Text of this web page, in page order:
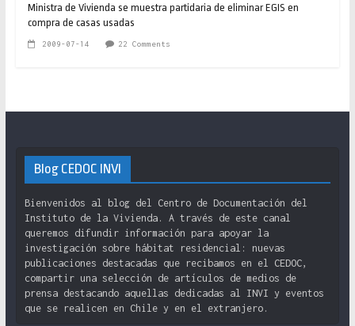
Ministra de Vivienda se muestra partidaria de eliminar EGIS en
compra de casas usadas
2009-07-14 22 Comments
Blog CEDOC INVI
Bienvenidos al blog del Centro de Documentación del
Instituto de la Vivienda. A través de este canal
queremos difundir información para apoyar la
investigación sobre hábitat residencial: nuevas
publicaciones destacadas que recibamos en el CEDOC,
compartir una selección de artículos de medios de
prensa destacando aquellas dedicadas al INVI y eventos
que se realicen en Chile y en el extranjero.